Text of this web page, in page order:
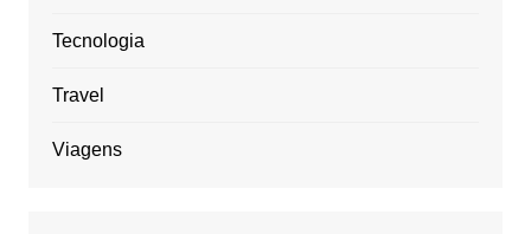
Tecnologia
Travel
Viagens